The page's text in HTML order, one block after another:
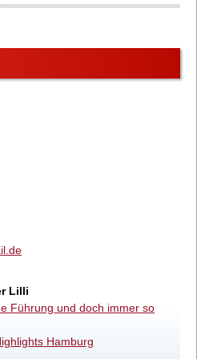
Lilli
Führung und doch immer so
Hamburg